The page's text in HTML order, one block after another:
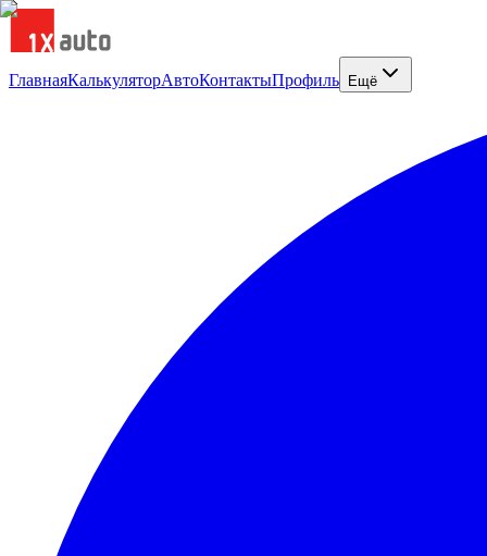
ГлавнаяКалькуляторАвтоКонтактыПрофиль Ещё